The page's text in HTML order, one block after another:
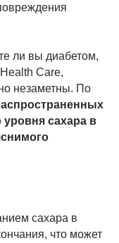
ли вы диабетом,
Care,
незаметны. По
сахара в
сахара в
что может